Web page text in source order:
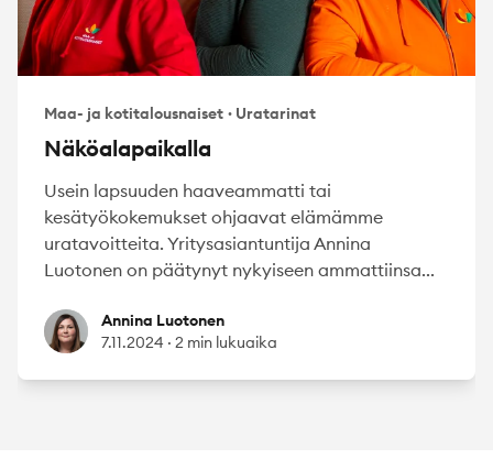
Maa- ja kotitalousnaiset · Uratarinat
Näköalapaikalla
Usein lapsuuden haaveammatti tai
kesätyökokemukset ohjaavat elämämme
uratavoitteita. Yritysasiantuntija Annina
Luotonen on päätynyt nykyiseen ammattiinsa...
Annina Luotonen
Annina Luotonen
7.11.2024 · 2 min lukuaika